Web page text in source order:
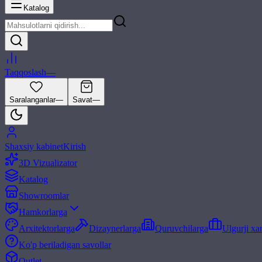
Katalog
Taqqoslash—
Saralanganlar— Savat—
Shaxsiy kabinetKirish
3D Vizualizator
Katalog
Showroomlar
Hamkorlarga
Arxitektorlarga
Dizaynerlarga Quruvchilarga
Ulgurji
Ko'p beriladigan savollar